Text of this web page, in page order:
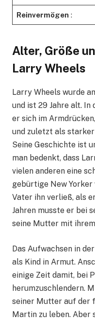
Reinvermögen:
Alter, Größe
Larry Wheels
Larry Wheels wurde
und ist 29 Jahre alt.
er sich im
und zuletzt als
Seine Geschichte ist
man bedenkt, dass
vielen anderen eine
gebürtige New
Vater ihn verließ, als
Jahren musste er bei
seine Mutter mit
Das Aufwachsen in
als Kind in Armut.
einige Zeit damit, bei
herumzuschlendern.
seiner Mutter auf der
Martin zu leben. Aber